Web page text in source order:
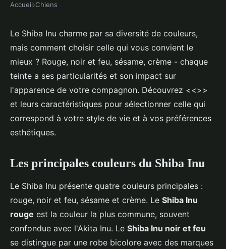
Couleur du shiba inu : laquelle
vous convient ?
Tiago• 24 juin 2024•2 min de lecture
Accueil›Chiens
Le Shiba Inu charme par sa diversité de couleurs,
mais comment choisir celle qui vous convient le
mieux ? Rouge, noir et feu, sésame, crème - chaque
teinte a ses particularités et son impact sur
l'apparence de votre compagnon. Découvrez <<>>
et leurs caractéristiques pour sélectionner celle qui
correspond à votre style de vie et à vos préférences
esthétiques.
Les principales couleurs du Shiba Inu
Le Shiba Inu présente quatre couleurs principales :
rouge, noir et feu, sésame et crème. Le Shiba Inu
rouge est la couleur la plus commune, souvent
confondue avec l'Akita Inu. Le Shiba Inu noir et feu
se distingue par une robe bicolore avec des marques